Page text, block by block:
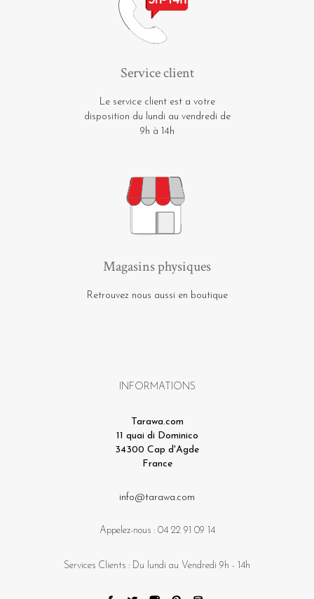
Service client
Le service client est a votre
disposition du lundi au vendredi de
9h à 14h
Magasins physiques
Retrouvez nous aussi en boutique
INFORMATIONS
Tarawa.com
11 quai di Dominico
34300 Cap d'Agde
France
info@tarawa.com
Appelez-nous : 04 22 91 09 14
Services Clients : Du lundi au Vendredi 9h - 14h